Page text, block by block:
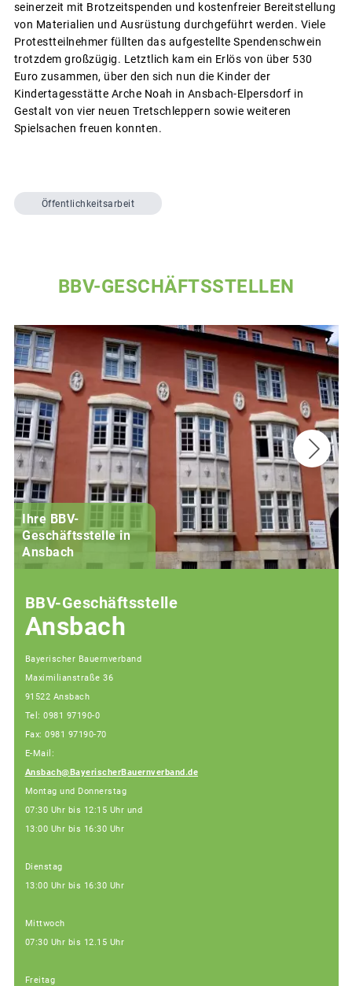
seinerzeit mit Brotzeitspenden und kostenfreier Bereitstellung
von Materialien und Ausrüstung durchgeführt werden. Viele
Protestteilnehmer füllten das aufgestellte Spendenschwein
trotzdem großzügig. Letztlich kam ein Erlös von über 530
Euro zusammen, über den sich nun die Kinder der
Kindertagesstätte Arche Noah in Ansbach-Elpersdorf in
Gestalt von vier neuen Tretschleppern sowie weiteren
Spielsachen freuen konnten.
Öffentlichkeitsarbeit
BBV-GESCHÄFTSSTELLEN
Ihre BBV-
Geschäftsstelle in
Ansbach
BBV-Geschäftsstelle
Ansbach
Bayerischer Bauernverband
Maximilianstraße 36
91522 Ansbach
Tel: 0981 97190-0
Fax: 0981 97190-70
E-Mail:
Ansbach@BayerischerBauernverband.de
Montag und Donnerstag
07:30 Uhr bis 12:15 Uhr und
13:00 Uhr bis 16:30 Uhr
Dienstag
13:00 Uhr bis 16:30 Uhr
Mittwoch
07:30 Uhr bis 12.15 Uhr
Freitag